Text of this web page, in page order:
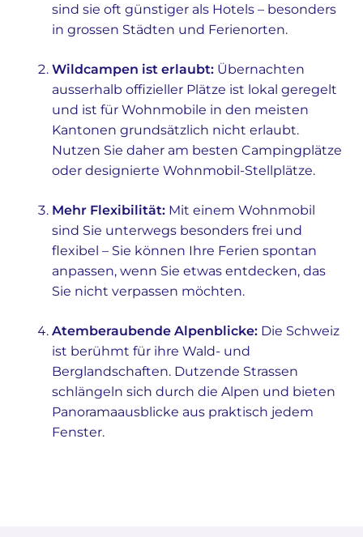
sind sie oft günstiger als Hotels – besonders
in grossen Städten und Ferienorten.
Wildcampen ist erlaubt: Übernachten
ausserhalb offizieller Plätze ist lokal geregelt
und ist für Wohnmobile in den meisten
Kantonen grundsätzlich nicht erlaubt.
Nutzen Sie daher am besten Campingplätze
oder designierte Wohnmobil-Stellplätze.
Mehr Flexibilität: Mit einem Wohnmobil
sind Sie unterwegs besonders frei und
flexibel – Sie können Ihre Ferien spontan
anpassen, wenn Sie etwas entdecken, das
Sie nicht verpassen möchten.
Atemberaubende Alpenblicke: Die Schweiz
ist berühmt für ihre Wald- und
Berglandschaften. Dutzende Strassen
schlängeln sich durch die Alpen und bieten
Panoramaausblicke aus praktisch jedem
Fenster.